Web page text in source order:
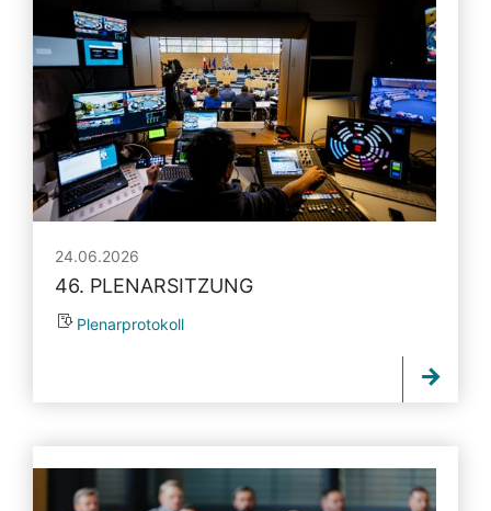
24.06.2026
46. PLENARSITZUNG
Plenarprotokoll